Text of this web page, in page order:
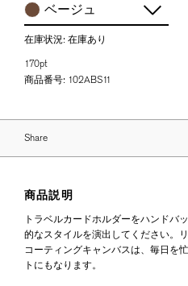
ベージュ
在庫状況: 在庫あり
170pt
商品番号: 102ABS11
Share
商品説明
トラベルカードホルダーをハンドバ
的なスタイルを演出してください。
コーティングキャンバスは、毎日を
トにもなります。